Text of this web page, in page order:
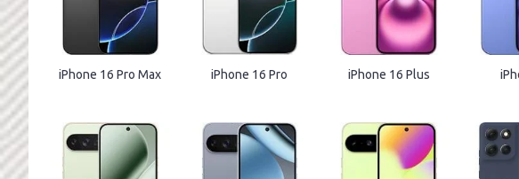
iPhone 16 Pro Max iPhone 16 Pro iPhone 16 Plus